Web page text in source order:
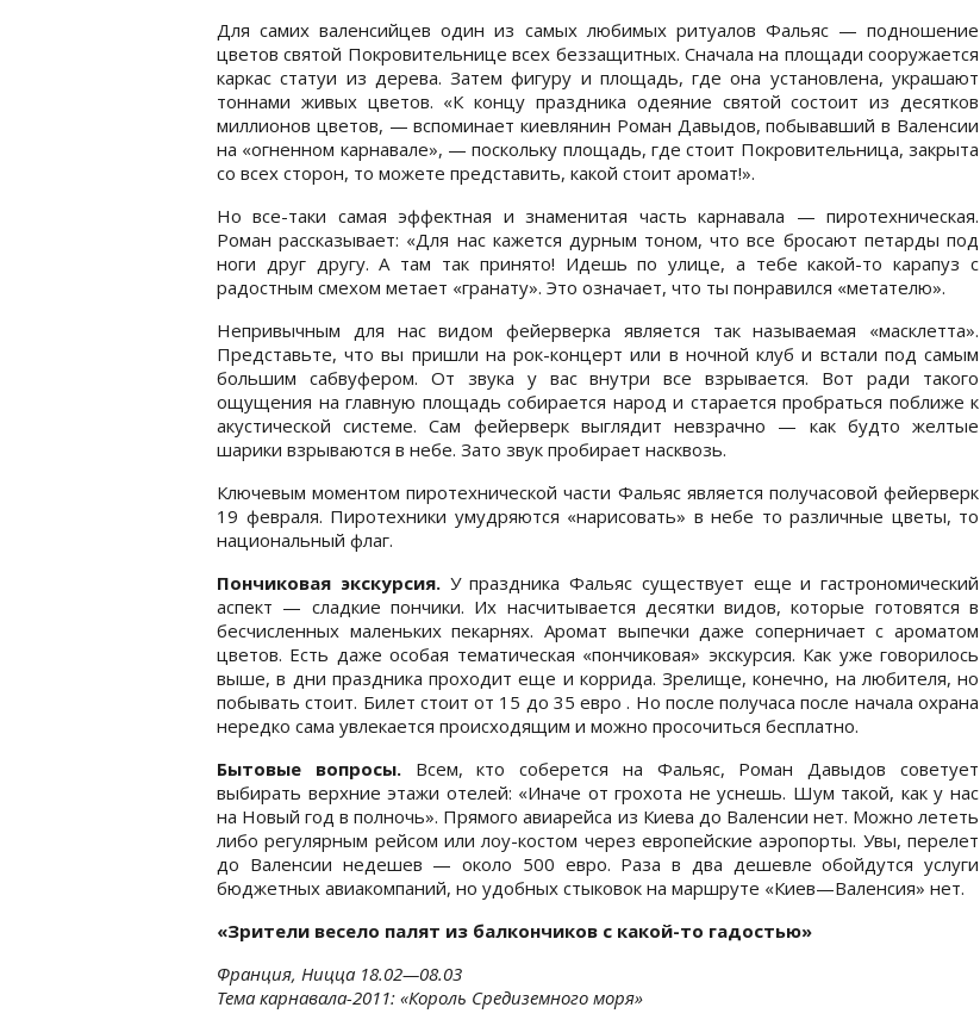
Для самих валенсийцев один из самых любимых ритуалов Фальяс — подношение
цветов святой Покровительнице всех беззащитных. Сначала на площади сооружается
каркас статуи из дерева. Затем фигуру и площадь, где она установлена, украшают
тоннами живых цветов. «К концу праздника одеяние святой состоит из десятков
миллионов цветов, — вспоминает киевлянин Роман Давыдов, побывавший в Валенсии
на «огненном карнавале», — поскольку площадь, где стоит Покровительница, закрыта
со всех сторон, то можете представить, какой стоит аромат!».
Но все-таки самая эффектная и знаменитая часть карнавала — пиротехническая.
Роман рассказывает: «Для нас кажется дурным тоном, что все бросают петарды под
ноги друг другу. А там так принято! Идешь по улице, а тебе какой-то карапуз с
радостным смехом метает «гранату». Это означает, что ты понравился «метателю».
Непривычным для нас видом фейерверка является так называемая «масклетта».
Представьте, что вы пришли на рок-концерт или в ночной клуб и встали под самым
большим сабвуфером. От звука у вас внутри все взрывается. Вот ради такого
ощущения на главную площадь собирается народ и старается пробраться поближе к
акустической системе. Сам фейерверк выглядит невзрачно — как будто желтые
шарики взрываются в небе. Зато звук пробирает насквозь.
Ключевым моментом пиротехнической части Фальяс является получасовой фейерверк
19 февраля. Пиротехники умудряются «нарисовать» в небе то различные цветы, то
национальный флаг.
Пончиковая экскурсия.У праздника Фальяс существует еще и гастрономический
аспект — сладкие пончики. Их насчитывается десятки видов, которые готовятся в
бесчисленных маленьких пекарнях. Аромат выпечки даже соперничает с ароматом
цветов. Есть даже особая тематическая «пончиковая» экскурсия. Как уже говорилось
выше, в дни праздника проходит еще и коррида. Зрелище, конечно, на любителя, но
побывать стоит. Билет стоит от 15 до 35 евро . Но после получаса после начала охрана
нередко сама увлекается происходящим и можно просочиться бесплатно.
Бытовые вопросы.Всем, кто соберется на Фальяс, Роман Давыдов советует
выбирать верхние этажи отелей: «Иначе от грохота не уснешь. Шум такой, как у нас
на Новый год в полночь». Прямого авиарейса из Киева до Валенсии нет. Можно лететь
либо регулярным рейсом или лоу-костом через европейские аэропорты. Увы, перелет
до Валенсии недешев — около 500 евро. Раза в два дешевле обойдутся услуги
бюджетных авиакомпаний, но удобных стыковок на маршруте «Киев—Валенсия» нет.
«Зрители весело палят из балкончиков с какой-то гадостью»
Франция, Ницца 18.02—08.03
Тема карнавала-2011: «Король Средиземного моря»